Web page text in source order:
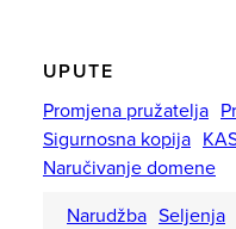
UPUTE
Promjena pružatelja
Sigurnosna kopija
Naručivanje domene
Narudžba Seljenja